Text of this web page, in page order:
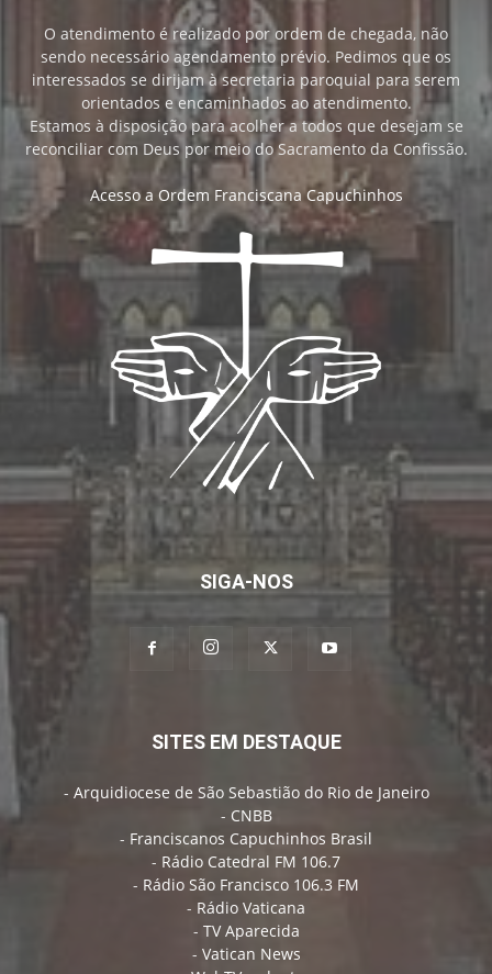
O atendimento é realizado por ordem de chegada, não
sendo necessário agendamento prévio. Pedimos que os
interessados se dirijam à secretaria paroquial para serem
orientados e encaminhados ao atendimento.
Estamos à disposição para acolher a todos que desejam se
reconciliar com Deus por meio do Sacramento da Confissão.
Acesso a Ordem Franciscana Capuchinhos
SIGA-NOS
SITES EM DESTAQUE
- Arquidiocese de São Sebastião do Rio de Janeiro
- CNBB
- Franciscanos Capuchinhos Brasil
- Rádio Catedral FM 106.7
- Rádio São Francisco 106.3 FM
- Rádio Vaticana
- TV Aparecida
- Vatican News